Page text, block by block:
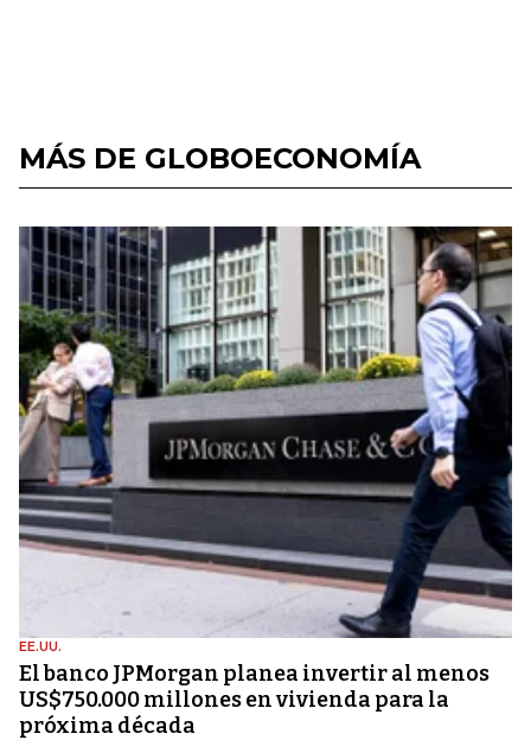
MÁS DE GLOBOECONOMÍA
EE.UU.
El banco JPMorgan planea invertir al menos
US$750.000 millones en vivienda para la
próxima década